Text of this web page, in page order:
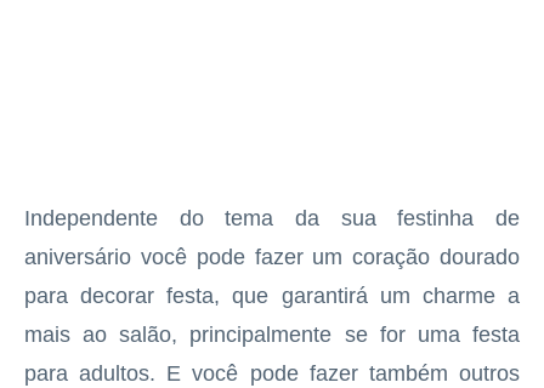
Independente do tema da sua festinha de
aniversário você pode fazer um coração dourado
para decorar festa, que garantirá um charme a
mais ao salão, principalmente se for uma festa
para adultos. E você pode fazer também outros